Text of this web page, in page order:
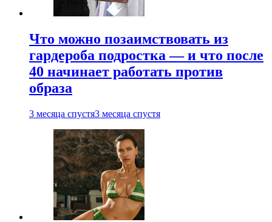
Что можно позаимствовать из
гардероба подростка — и что после
40 начинает работать против
образа
3 месяца спустя3 месяца спустя